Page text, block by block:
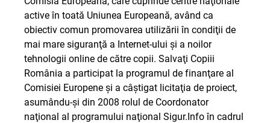
active în toată Uniunea Europeană, având ca
obiectiv comun promovarea utilizării în condiţii de
mai mare siguranţă a Internet-ului şi a noilor
tehnologii online de către copii. Salvaţi Copiii
România a participat la programul de finanţare al
Comisiei Europene şi a câştigat licitaţia de proiect,
asumându-şi din 2008 rolul de Coordonator
naţional al programului naţional Sigur.Info în cadrul